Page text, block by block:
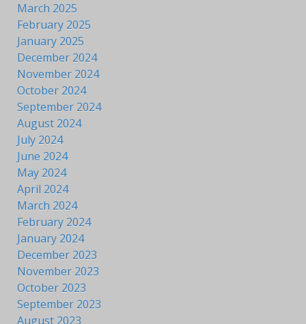
March 2025
February 2025
January 2025
December 2024
November 2024
October 2024
September 2024
August 2024
July 2024
June 2024
May 2024
April 2024
March 2024
February 2024
January 2024
December 2023
November 2023
October 2023
September 2023
August 2023